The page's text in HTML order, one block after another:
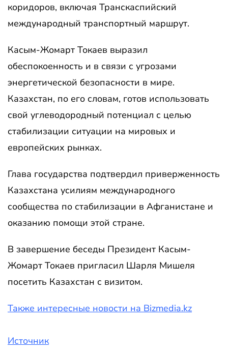
коридоров, включая Транскаспийский
международный транспортный маршрут.
Касым-Жомарт Токаев выразил
обеспокоенность и в связи с угрозами
энергетической безопасности в мире.
Казахстан, по его словам, готов использовать
свой углеводородный потенциал с целью
стабилизации ситуации на мировых и
европейских рынках.
Глава государства подтвердил приверженность
Казахстана усилиям международного
сообщества по стабилизации в Афганистане и
оказанию помощи этой стране.
В завершение беседы Президент Касым-
Жомарт Токаев пригласил Шарля Мишеля
посетить Казахстан с визитом.
Также интересные новости на Bizmedia.kz
Источник